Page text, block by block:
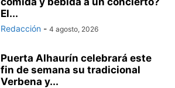
El...
Redacción - 4 agosto, 2026
Puerta Alhaurín celebrará este
fin de semana su tradicional
Verbena y...